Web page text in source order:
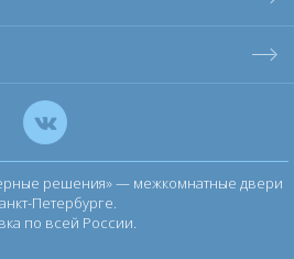
решения» — межкомнатные двери
Петербурге.
по всей России.